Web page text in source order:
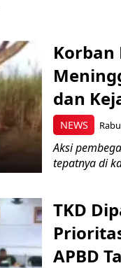
NEWS
Korban
dan
Aksi
tepatnya di
TKD
APBD